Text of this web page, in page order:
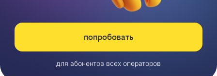
попробовать
для абонентов всех операторов